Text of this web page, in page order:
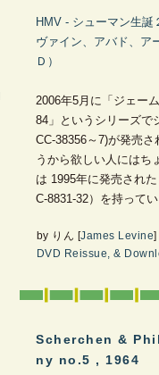
HMV - シューマン生
ヴァイン、アバド、ア
Ｄ）
2006年5月に「ジェー
84」というシリーズで
CC-38356～7)が発売
うから欲しい人にはち
は 1995年に発売され
C-8831-32）を持って
by りん [James Levine]
DVD Reissue, &
Scherchen &
ny no.5 , 1964